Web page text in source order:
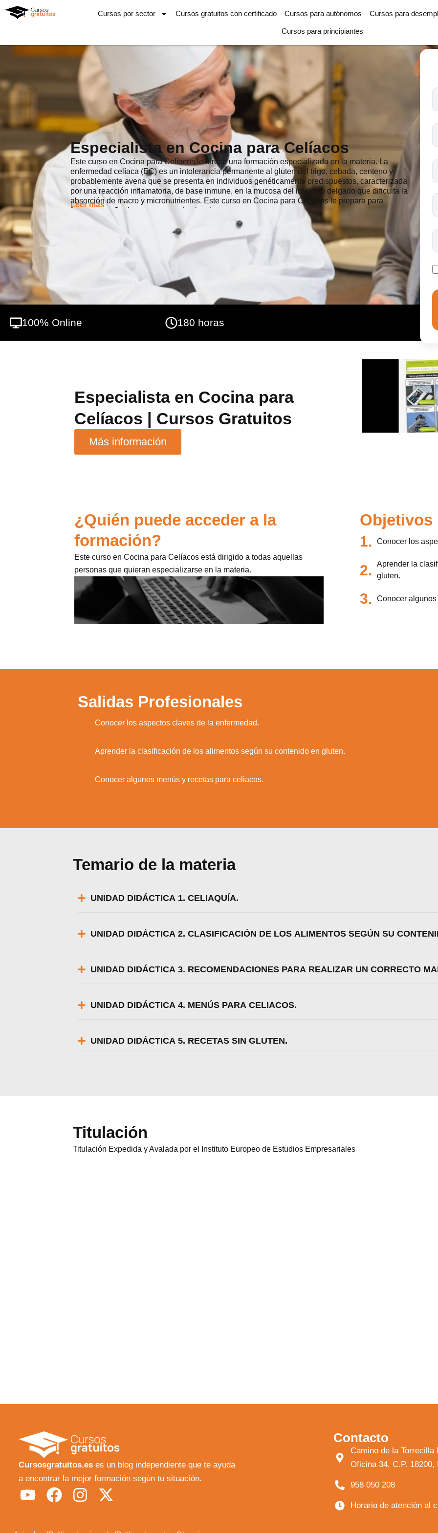
Cursos por sector Cursos gratuitos con certificado Cursos para autónomos Cursos para
Cursos para principiantes
Especialista en Cocina para Celíacos
Este curso en Cocina para Celíacos le ofrece una formación especializada en la materia. La
enfermedad celíaca (EC) es un intolerancia permanente al gluten del trigo, cebada, centeno y
probablemente avena que se presenta en individuos genéticamente predispuestos, caracterizada
por una reacción inflamatoria, de base inmune, en la mucosa del intestino delgado que dificulta la
absorción de macro y micronutrientes. Este curso en Cocina para Celíacos le prepara para
formarse en Cocina para este colectivo de personas.
Leer más
100% Online 180 horas
Especialista en Cocina para
Celíacos | Cursos Gratuitos
Más información
¿Quién puede acceder a la
formación?
Este curso en Cocina para Celíacos está dirigido a todas aquellas
personas que quieran especializarse en la materia.
Objetivos
1. Conocer los
2.
Aprender la
gluten.
3. Conocer
Salidas Profesionales
Conocer los aspectos claves de la enfermedad.
Aprender la clasificación de los alimentos según su contenido en gluten.
Conocer algunos menús y recetas para celiacos.
Temario de la materia
UNIDAD DIDÁCTICA 1. CELIAQUÍA.
UNIDAD DIDÁCTICA 2. CLASIFICACIÓN DE LOS ALIMENTOS SEGÚN SU
UNIDAD DIDÁCTICA 3. RECOMENDACIONES PARA REALIZAR UN CORRECTO
UNIDAD DIDÁCTICA 4. MENÚS PARA CELIACOS.
UNIDAD DIDÁCTICA 5. RECETAS SIN GLUTEN.
Titulación
Titulación Expedida y Avalada por el Instituto Europeo de Estudios Empresariales
Cursosgratuitos.es es un blog independiente que te ayuda
a encontrar la mejor formación según tu situación.
Y
F
a
I
X
Contacto
Camino de la Torrecilla
Oficina 34, C.P. 18200,
958 050 208
Horario de atención al